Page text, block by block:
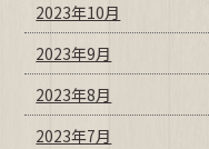
2023年10月
2023年9月
2023年8月
2023年7月